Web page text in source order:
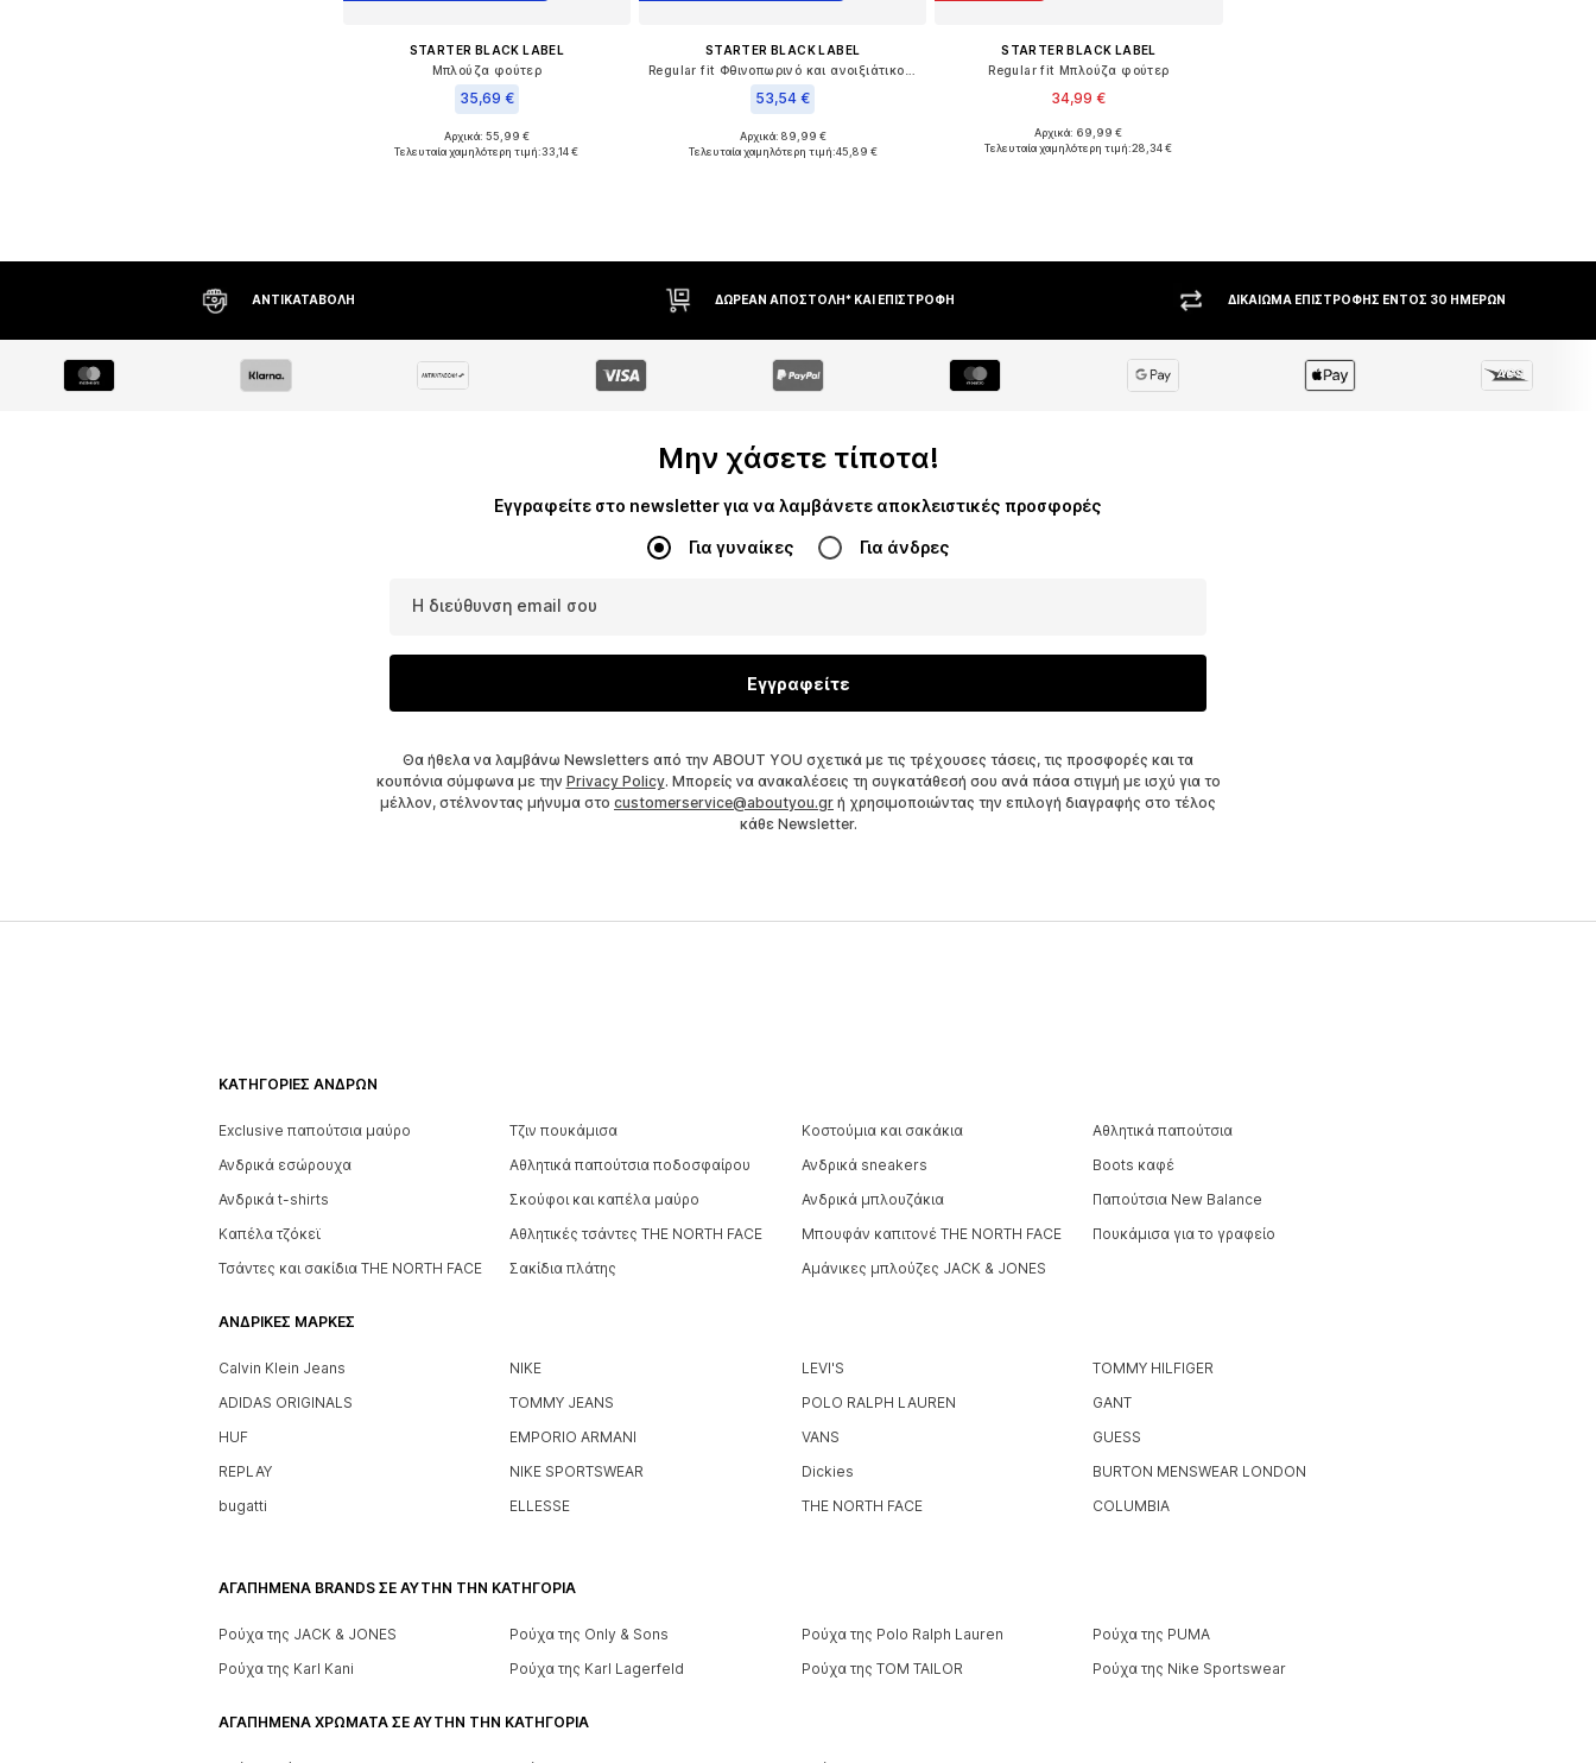
STARTER BLACK LABEL
Μπλούζα φούτερ
35,69 €
Διαθέσιμα μεγέθη: M
Αρχικά: 55,99 €
Τελευταία χαμηλότερη τιμή:33,14 €
STARTER BLACK LABEL
53,54 €
Διαθέσιμα μεγέθη: XS
Αρχικά: 89,99 €
Τελευταία χαμηλότερη τιμή:45,89 €
STARTER BLACK LABEL
Regular fit Μπλούζα φούτερ
34,99 €
Διαθέσιμα μεγέθη: S
Αρχικά: 69,99 €
Τελευταία χαμηλότερη τιμή:28,34 €
ΔΩΡΕΆΝ ΑΠΟΣΤΟΛΉ* ΚΑΙ ΕΠΙΣΤΡΟΦΉ ΔΙΚΑΊΩΜΑ ΕΠΙΣΤΡΟΦΉΣ ΕΝΤΌΣ 30 ΗΜΕΡΏΝ ΜΕΓΆΛΗ ΠΟΙΚΙΛΊΑ ΚΟΡΥΦΑΊΩΝ BRANDS
Μην χάσετε τίποτα!
Εγγραφείτε στο newsletter για να λαμβάνετε αποκλειστικές προσφορές
Για γυναίκες Για άνδρες
Η διεύθυνση email σου
Εγγραφείτε
Θα ήθελα να λαμβάνω Newsletters από την ABOUT YOU σχετικά με τις τρέχουσες τάσεις, τις προσφορές και τα
κουπόνια σύμφωνα με την Privacy Policy. Μπορείς να ανακαλέσεις τη συγκατάθεσή σου ανά πάσα στιγμή με ισχύ για το
μέλλον, στέλνοντας μήνυμα στο customerservice@aboutyou.gr ή χρησιμοποιώντας την επιλογή διαγραφής στο τέλος
κάθε Newsletter.
ΚΑΤΗΓΟΡΊΕΣ ΑΝΔΡΏΝ
Exclusive παπούτσια μαύρο Τζιν πουκάμισα Κοστούμια και σακάκια
Αθλητικά παπούτσια
Ανδρικά εσώρουχα
Αθλητικά παπούτσια ποδοσφαίρου Ανδρικά sneakers
Boots καφέ
Ανδρικά t-shirts
Σκούφοι και καπέλα μαύρο Ανδρικά μπλουζάκια
Παπούτσια New Balance
Καπέλα τζόκεϊ
Αθλητικές τσάντες THE NORTH FACE Μπουφάν καπιτονέ THE NORTH FACE
Πουκάμισα για το γραφείο
Τσάντες και σακίδια THE NORTH FACE
Σακίδια πλάτης Αμάνικες μπλούζες JACK & JONES
ΑΝΔΡΙΚΈΣ ΜΆΡΚΕΣ
Calvin Klein Jeans NIKE LEVI'S
TOMMY HILFIGER
ADIDAS ORIGINALS
TOMMY JEANS POLO RALPH LAUREN
GANT
HUF
EMPORIO ARMANI VANS
GUESS
REPLAY
NIKE SPORTSWEAR Dickies
BURTON MENSWEAR LONDON
bugatti
ELLESSE THE NORTH FACE COLUMBIA
ΑΓΑΠΗΜΈΝΑ BRANDS ΣΕ ΑΥΤΉΝ ΤΗΝ ΚΑΤΗΓΟΡΊΑ
Ρούχα της JACK & JONES Ρούχα της Only & Sons Ρούχα της Polo Ralph Lauren
Ρούχα της PUMA
Ρούχα της Karl Kani
Ρούχα της Karl Lagerfeld Ρούχα της TOM TAILOR Ρούχα της Nike Sportswear
ΑΓΑΠΗΜΈΝΑ ΧΡΏΜΑΤΑ ΣΕ ΑΥΤΉΝ ΤΗΝ ΚΑΤΗΓΟΡΊΑ